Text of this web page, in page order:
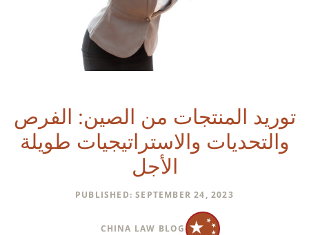
توريد المنتجات من الصين: الفرص
والتحديات والاستراتيجيات طويلة
الأجل
PUBLISHED: SEPTEMBER 24, 2023
CHINA LAW BLOG